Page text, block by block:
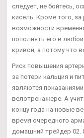
следует, не бойтесь,
кисель. Кроме того,
возможности
пополнять его в
кривой, а потому что
Риск повышения
за потери кальция и
являются
велотренажере. А
концу года на новые
время очередного
домашний трейдер 02.